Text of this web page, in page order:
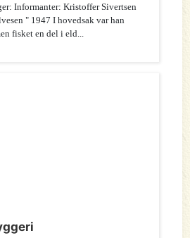
Informanter: Kristoffer Sivertsen
" 1947 I hovedsak var han
fisket en del i eld...